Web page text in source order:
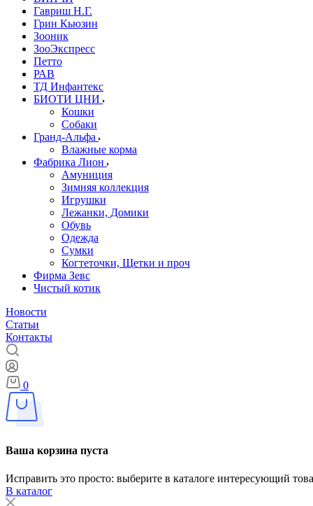
Гавриш Н.Г.
Грин Кьюзин
Зооник
ЗооЭкспресс
Петто
РАВ
ТД Инфантекс
БИОТИ ЦНИ
Кошки
Собаки
Гранд-Альфа
Влажные корма
Фабрика Лион
Амуниция
Зимняя коллекция
Игрушки
Лежанки, Домики
Обувь
Одежда
Сумки
Когтеточки, Щетки и проч
Фирма Зевс
Чистый котик
Новости
Статьи
Контакты
0
Ваша корзина пуста
Исправить это просто: выберите в каталоге интересующий
В каталог